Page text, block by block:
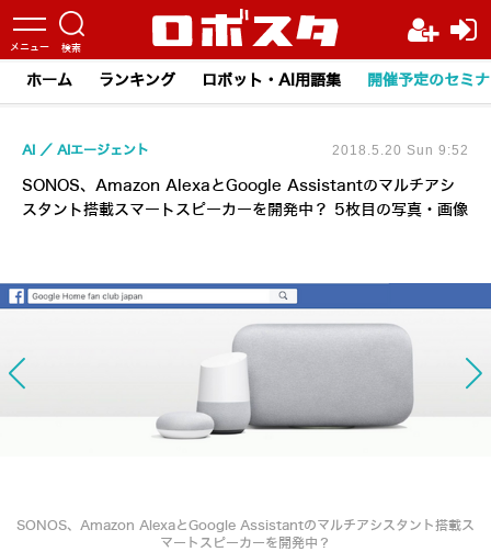
ホーム ランキング ロボット・AI用語集 開催予定のセミ
SONOS、Amazon AlexaとGoogle Assistantのマルチアシ
スタント搭載スマートスピーカーを開発中？ 5枚目の写真・画像
AI AIエージェント 2018.5.20 Sun 9:52
SONOS、Amazon AlexaとGoogle Assistantのマルチアシスタント搭載ス
マートスピーカーを開発中？